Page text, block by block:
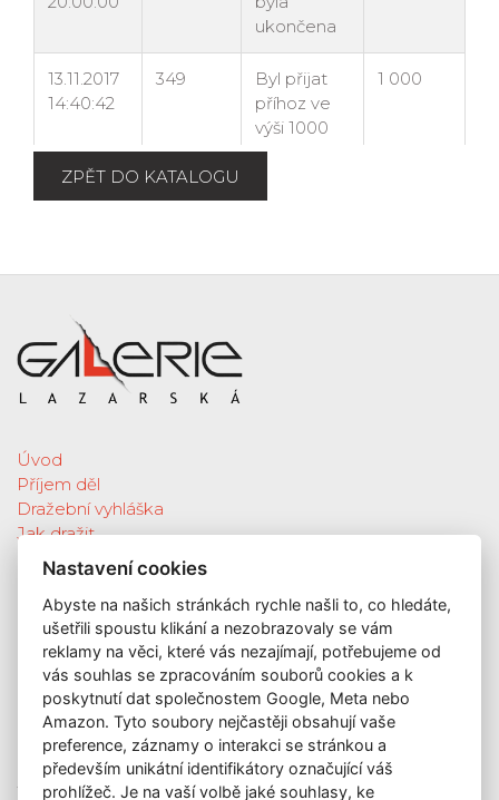
ZPĚT DO KATALOGU
Úvod
Příjem děl
Dražební vyhláška
Jak dražit
Galerie
Katalog vydražených děl
O nás
GDPR
Kontakt
KONTAKT
GALERIE LAZARSKÁ
Lazarská 7
110 00 Praha 1
Nastavení cookies
Abyste na našich stránkách rychle našli to, co hledáte,
ušetřili spoustu klikání a nezobrazovaly se vám
reklamy na věci, které vás nezajímají, potřebujeme od
vás souhlas se zpracováním souborů cookies a k
poskytnutí dat společnostem Google, Meta nebo
Amazon. Tyto soubory nejčastěji obsahují vaše
preference, záznamy o interakci se stránkou a
především unikátní identifikátory označující váš
prohlížeč. Je na vaší volbě jaké souhlasy, ke